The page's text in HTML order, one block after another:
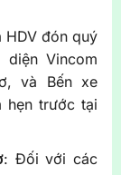
HDV đón quý
Vincom
và Bến xe
hẹn trước tại
: Đối với các